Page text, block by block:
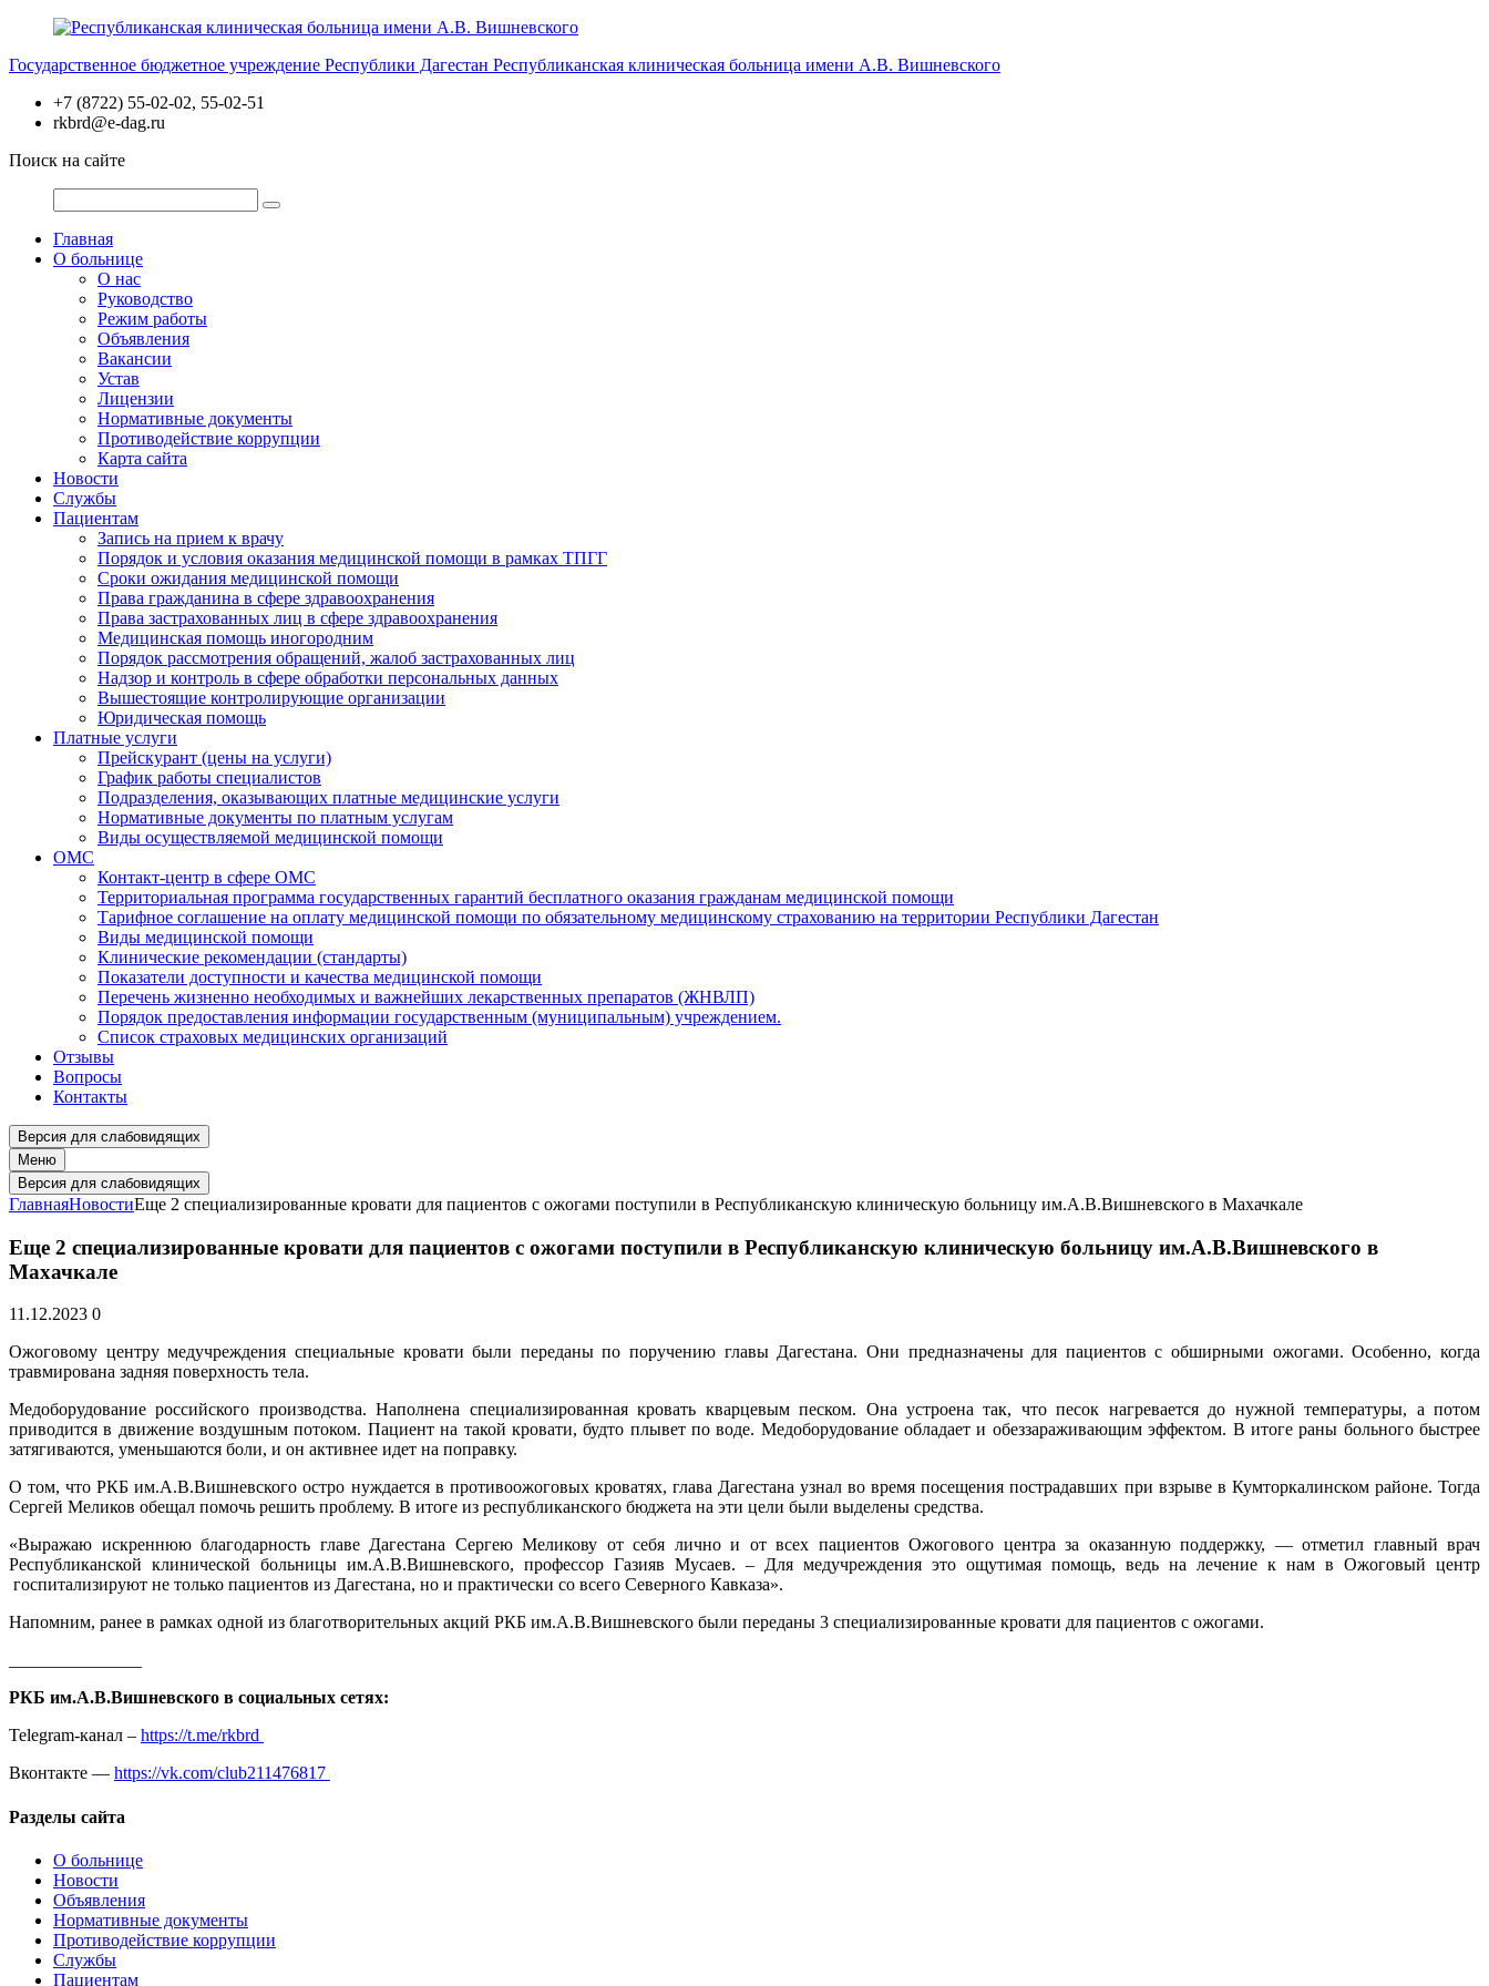
Перейти
содержимому
Государственное бюджетное учреждение Республики Дагестан Республиканская клиническая больница имени А.В. Вишневского
+7 (8722) 55-02-02, 55-02-51
rkbrd@e-dag.ru
Поиск на сайте
Главная
О больнице
О нас
Руководство
Режим работы
Объявления
Вакансии
Устав
Лицензии
Нормативные документы
Противодействие коррупции
Карта сайта
Новости
Службы
Пациентам
Запись на прием к врачу
Порядок и условия оказания медицинской помощи в рамках ТПГГ
Сроки ожидания медицинской помощи
Права гражданина в сфере здравоохранения
Права застрахованных лиц в сфере здравоохранения
Медицинская помощь иногородним
Порядок рассмотрения обращений, жалоб застрахованных лиц
Надзор и контроль в сфере обработки персональных данных
Вышестоящие контролирующие организации
Юридическая помощь
Платные услуги
Прейскурант (цены на услуги)
График работы специалистов
Подразделения, оказывающих платные медицинские услуги
Нормативные документы по платным услугам
Виды осуществляемой медицинской помощи
ОМС
Контакт-центр в сфере ОМС
Территориальная программа государственных гарантий бесплатного оказания гражданам медицинской помощи
Тарифное соглашение на оплату медицинской помощи по обязательному медицинскому страхованию на территории Республики Дагестан
Виды медицинской помощи
Клинические рекомендации (стандарты)
Показатели доступности и качества медицинской помощи
Перечень жизненно необходимых и важнейших лекарственных препаратов (ЖНВЛП)
Порядок предоставления информации государственным (муниципальным) учреждением.
Список страховых медицинских организаций
Отзывы
Вопросы
Контакты
Версия для слабовидящих
Меню
Версия для слабовидящих
ГлавнаяНовостиЕще 2 специализированные кровати для пациентов с ожогами поступили в Республиканскую клиническую больницу им.А.В.Вишневского в Махачкале
Еще 2 специализированные кровати для пациентов с ожогами поступили в Республиканскую клиническую больницу им.А.В.Вишневского в
Махачкале
11.12.2023 0
Ожоговому центру медучреждения специальные кровати были переданы по поручению главы Дагестана. Они предназначены для пациентов с обширными ожогами. Особенно, когда
травмирована задняя поверхность тела.
Медоборудование российского производства. Наполнена специализированная кровать кварцевым песком. Она устроена так, что песок нагревается до нужной температуры, а потом
приводится в движение воздушным потоком. Пациент на такой кровати, будто плывет по воде. Медоборудование обладает и обеззараживающим эффектом. В итоге раны больного быстрее
затягиваются, уменьшаются боли, и он активнее идет на поправку.
О том, что РКБ им.А.В.Вишневского остро нуждается в противоожоговых кроватях, глава Дагестана узнал во время посещения пострадавших при взрыве в Кумторкалинском районе. Тогда
Сергей Меликов обещал помочь решить проблему. В итоге из республиканского бюджета на эти цели были выделены средства.
«Выражаю искреннюю благодарность главе Дагестана Сергею Меликову от себя лично и от всех пациентов Ожогового центра за оказанную поддержку, — отметил главный врач
Республиканской клинической больницы им.А.В.Вишневского, профессор Газияв Мусаев. – Для медучреждения это ощутимая помощь, ведь на лечение к нам в Ожоговый центр
госпитализируют не только пациентов из Дагестана, но и практически со всего Северного Кавказа».
Напомним, ранее в рамках одной из благотворительных акций РКБ им.А.В.Вишневского были переданы 3 специализированные кровати для пациентов с ожогами.
РКБ им.А.В.Вишневского в социальных сетях:
Telegram-канал – https://t.me/rkbrd
Вконтакте — https://vk.com/club211476817
Разделы сайта
О больнице
Новости
Объявления
Нормативные документы
Противодействие коррупции
Службы
Пациентам